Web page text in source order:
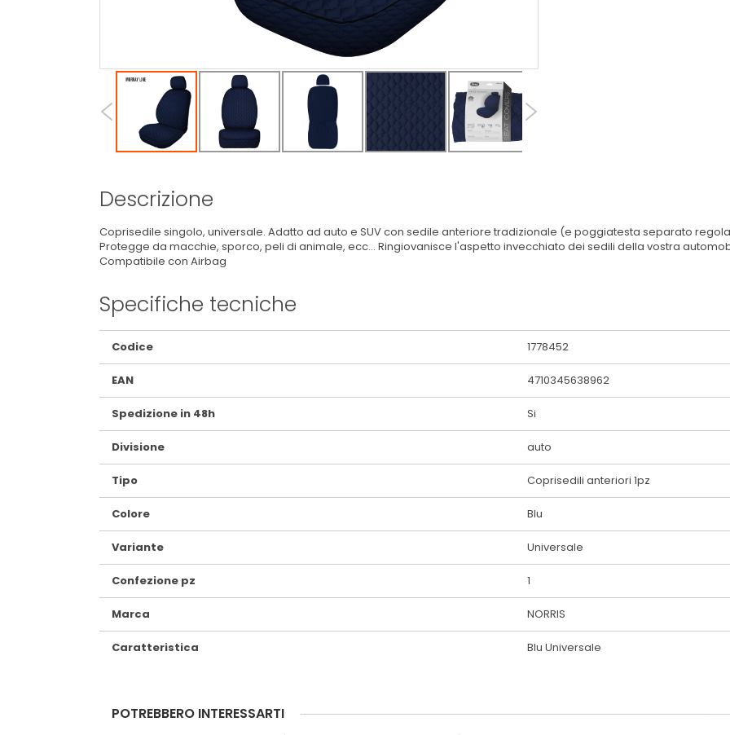
Descrizione
Coprisedile singolo, universale. Adatto ad auto e SUV con sedile anteriore tradizionale (e poggiatesta separato
Protegge da macchie, sporco, peli di animale, ecc... Ringiovanisce l'aspetto invecchiato dei sedili della vostra
Compatibile con Airbag
Specifiche tecniche
Maggiori
Informazioni
Codice 1778452
EAN 4710345638962
Spedizione in 48h Si
Divisione auto
Tipo Coprisedili anteriori 1pz
Colore Blu
Variante Universale
Confezione pz 1
Marca NORRIS
Caratteristica Blu Universale
POTREBBERO INTERESSARTI